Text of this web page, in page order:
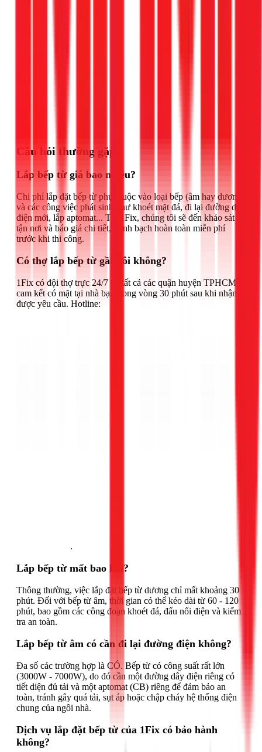
Câu hỏi thường gặp
Lắp bếp từ giá bao nhiêu?
Chi phí lắp đặt bếp từ phụ thuộc vào loại bếp (âm hay dương)
và các công việc phát sinh như khoét mặt đá, đi lại đường dây
điện mới, lắp aptomat... Tại 1Fix, chúng tôi sẽ đến khảo sát
tận nơi và báo giá chi tiết, minh bạch hoàn toàn miễn phí
trước khi thi công.
Có thợ lắp bếp từ gần tôi không?
1Fix có đội thợ trực 24/7 tại tất cả các quận huyện TPHCM,
cam kết có mặt tại nhà bạn trong vòng 30 phút sau khi nhận
được yêu cầu. Hotline:
.
Lắp bếp từ mất bao lâu?
Thông thường, việc lắp đặt bếp từ dương chỉ mất khoảng 30
phút. Đối với bếp từ âm, thời gian có thể kéo dài từ 60 - 120
phút, bao gồm các công đoạn khoét đá, đấu nối điện và kiểm
tra an toàn.
Lắp bếp từ âm có cần đi lại đường điện không?
Đa số các trường hợp là CÓ. Bếp từ có công suất rất lớn
(3000W - 7000W), do đó cần một đường dây điện riêng có
tiết diện đủ tải và một aptomat (CB) riêng để đảm bảo an
toàn, tránh gây quá tải, sụt áp hoặc chập cháy hệ thống điện
chung của ngôi nhà.
Dịch vụ lắp đặt bếp từ của 1Fix có bảo hành
không?